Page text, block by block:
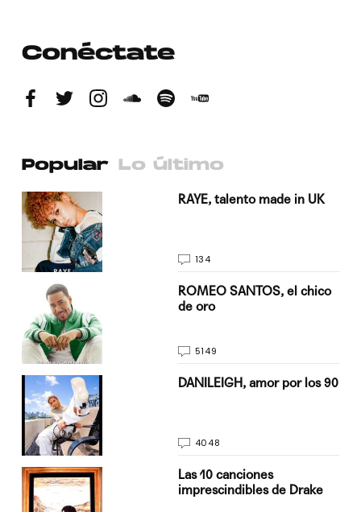
Conéctate
Popular Lo último
RAYE, talento made in UK
134
ROMEO SANTOS, el chico
de oro
5149
DANILEIGH, amor por los 90
4048
Las 10 canciones
imprescindibles de Drake